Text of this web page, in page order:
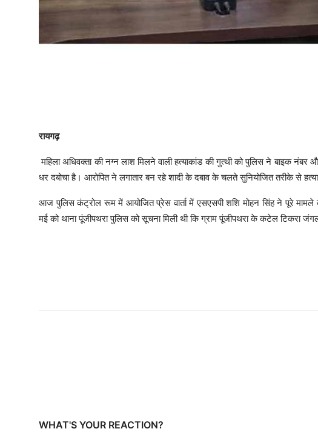
रायगढ़
महिला अधिवक्ता की नग्न लाश मिलने वाली हत्याकांड की गुत्थी को पुलिस ने बाइक नंबर
धर दबोचा है। आरोपित ने लगातार बन रहे शादी के दबाव के चलते सुनियोजित तरीके से
आज पुलिस कंट्रोल रूम में आयोजित प्रेस वार्ता में एसएसपी शशि मोहन सिंह ने पूरे मामले
मई को थाना पूंजीपथरा पुलिस को सूचना मिली थी कि ग्राम पूंजीपथरा के कटेल टिकरा
WHAT'S YOUR REACTION?